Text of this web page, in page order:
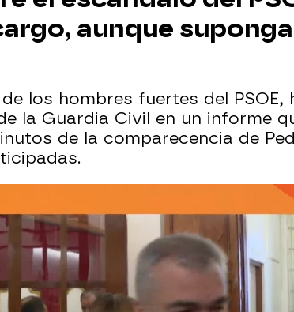
aunque
los hombres fuertes del
la Guardia Civil en un informe
de la comparecencia de